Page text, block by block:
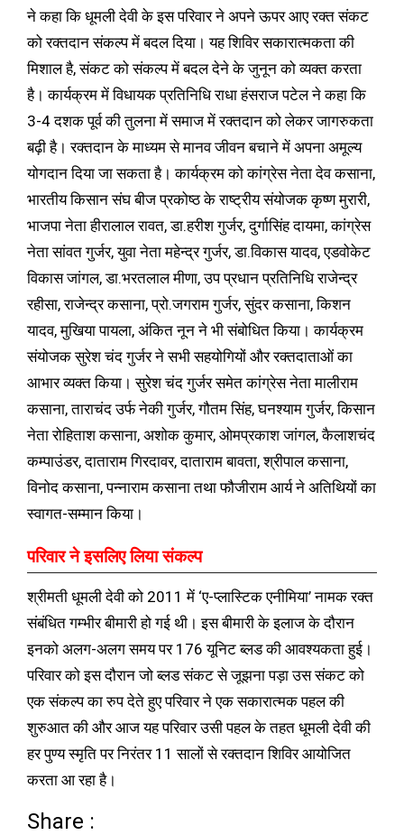
ने कहा कि धूमली देवी के इस परिवार ने अपने ऊपर आए रक्त संकट
को रक्तदान संकल्प में बदल दिया। यह शिविर सकारात्मकता की
मिशाल है, संकट को संकल्प में बदल देने के जुनून को व्यक्त करता
है। कार्यक्रम में विधायक प्रतिनिधि राधा हंसराज पटेल ने कहा कि
3-4 दशक पूर्व की तुलना में समाज में रक्तदान को लेकर जागरुकता
बढ़ी है। रक्तदान के माध्यम से मानव जीवन बचाने में अपना अमूल्य
योगदान दिया जा सकता है। कार्यक्रम को कांग्रेस नेता देव कसाना,
भारतीय किसान संघ बीज प्रकोष्ठ के राष्ट्रीय संयोजक कृष्ण मुरारी,
भाजपा नेता हीरालाल रावत, डा.हरीश गुर्जर, दुर्गासिंह दायमा, कांग्रेस
नेता सांवत गुर्जर, युवा नेता महेन्द्र गुर्जर, डा.विकास यादव, एडवोकेट
विकास जांगल, डा.भरतलाल मीणा, उप प्रधान प्रतिनिधि राजेन्द्र
रहीसा, राजेन्द्र कसाना, प्रो.जगराम गुर्जर, सुंदर कसाना, किशन
यादव, मुखिया पायला, अंकित नून ने भी संबोधित किया। कार्यक्रम
संयोजक सुरेश चंद गुर्जर ने सभी सहयोगियों और रक्तदाताओं का
आभार व्यक्त किया। सुरेश चंद गुर्जर समेत कांग्रेस नेता मालीराम
कसाना, ताराचंद उर्फ नेकी गुर्जर, गौतम सिंह, घनश्याम गुर्जर, किसान
नेता रोहिताश कसाना, अशोक कुमार, ओमप्रकाश जांगल, कैलाशचंद
कम्पाउंडर, दाताराम गिरदावर, दाताराम बावता, श्रीपाल कसाना,
विनोद कसाना, पन्नाराम कसाना तथा फौजीराम आर्य ने अतिथियों का
स्वागत-सम्मान किया।
परिवार ने इसलिए लिया संकल्प
श्रीमती धूमली देवी को 2011 में ‘ए-प्लास्टिक एनीमिया’ नामक रक्त
संबंधित गम्भीर बीमारी हो गई थी। इस बीमारी के इलाज के दौरान
इनको अलग-अलग समय पर 176 यूनिट ब्लड की आवश्यकता हुई।
परिवार को इस दौरान जो ब्लड संकट से जूझना पड़ा उस संकट को
एक संकल्प का रुप देते हुए परिवार ने एक सकारात्मक पहल की
शुरुआत की और आज यह परिवार उसी पहल के तहत धूमली देवी की
हर पुण्य स्मृति पर निरंतर 11 सालों से रक्तदान शिविर आयोजित
करता आ रहा है।
Share :